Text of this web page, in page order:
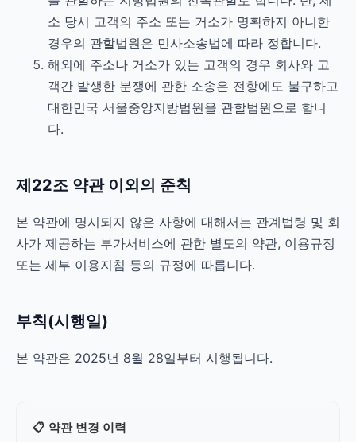
소 당시 고객의 주소 또는 거소가 명확하지 아니한
경우의 관할법원은 민사소송법에 따라 정합니다.
해외에 주소나 거소가 있는 고객의 경우 회사와 고
객간 발생한 분쟁에 관한 소송은 전항에도 불구하고
대한민국 서울중앙지방법원을 관할법원으로 합니
다.
제22조 약관 이외의 준칙
본 약관에 명시되지 않은 사항에 대해서는 관계법령 및 회
사가 제공하는 부가서비스에 관한 별도의 약관, 이용규정
또는 세부 이용지침 등의 규정에 따릅니다.
부칙(시행일)
본 약관은 2025년 8월 28일부터 시행됩니다.
📋 약관 변경 이력